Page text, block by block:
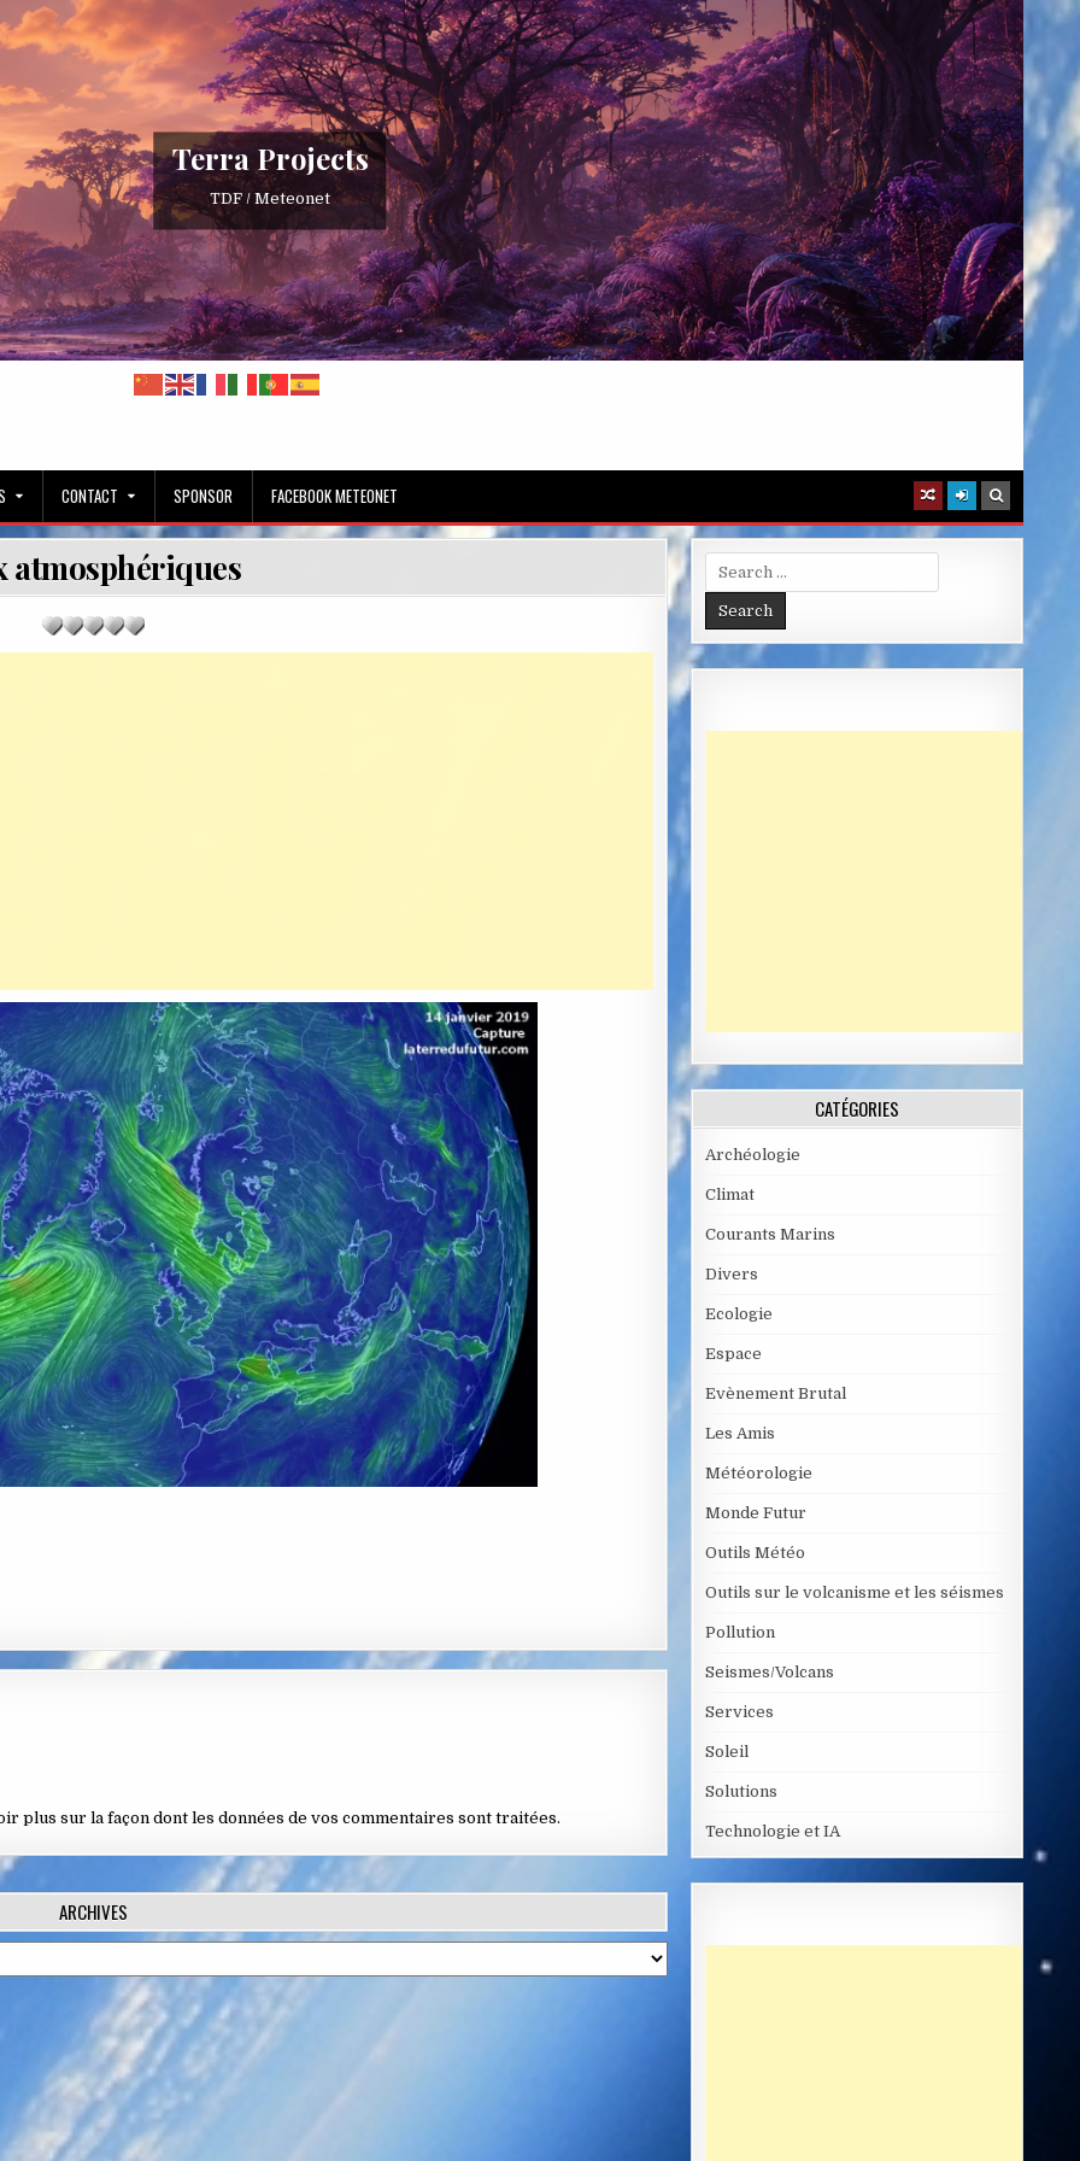
Terra Projects
TDF / Meteonet
CONTACT SPONSOR FACEBOOK METEONET
atmosphériques
plus sur la façon dont les données de vos commentaires sont traitées.
ARCHIVES
Search
for:
CATÉGORIES
Archéologie
Climat
Courants Marins
Divers
Ecologie
Espace
Evènement Brutal
Les Amis
Météorologie
Monde Futur
Outils Météo
Outils sur le volcanisme et les séismes
Pollution
Seismes/Volcans
Services
Soleil
Solutions
Technologie et IA